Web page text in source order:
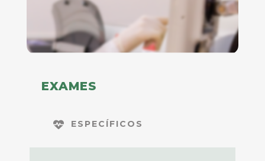
EXAMES
ESPECÍFICOS